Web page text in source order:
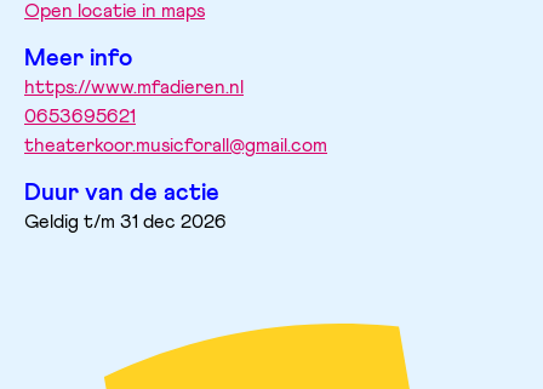
Open locatie in maps
Meer info
https://www.mfadieren.nl
0653695621
theaterkoor.musicforall@gmail.com
Duur van de actie
Geldig t/m 31 dec 2026